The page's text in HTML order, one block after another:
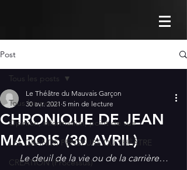
Post
Tous les posts
Opinion, information, point de vue
LES GRANDS PENSEURS DU THÉÂTRE
CRÉATION (Processus)
Tous les posts
CHRONIQUE DE JEAN
MAROIS (30 AVRIL)
Le Théâtre du Mauvais Garçon
30 avr. 2021 5 min de lecture
Le deuil de la vie ou de la carrière…